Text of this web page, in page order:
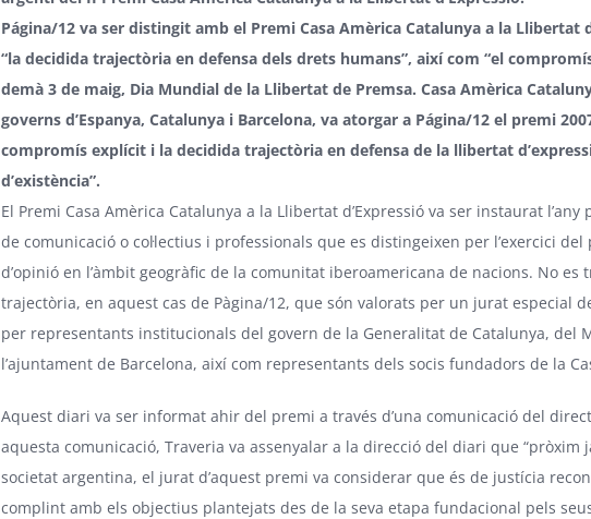
Página/12 va ser distingit amb el Premi Casa Amèrica Catalunya a la Llibertat
“la decidida trajectòria en defensa dels drets humans”, així com “el
demà 3 de maig, Dia Mundial de la Llibertat de Premsa. Casa Amèrica
governs d’Espanya, Catalunya i Barcelona, va atorgar a Página/12 el premi
compromís explícit i la decidida trajectòria en defensa de la llibertat
d’existència”.
El Premi Casa Amèrica Catalunya a la Llibertat d’Expressió va ser instaurat
de comunicació o col·lectius i professionals que es distingeixen per l’exercici
d’opinió en l’àmbit geogràfic de la comunitat iberoamericana de nacions. No
trajectòria, en aquest cas de Pàgina/12, que són valorats per un jurat especial
per representants institucionals del govern de la Generalitat de Catalunya, del
l’ajuntament de Barcelona, així com representants dels socis fundadors de la
Aquest diari va ser informat ahir del premi a través d’una comunicació del
aquesta comunicació, Traveria va assenyalar a la direcció del diari que
societat argentina, el jurat d’aquest premi va considerar que és de justícia
complint amb els objectius plantejats des de la seva etapa fundacional pels